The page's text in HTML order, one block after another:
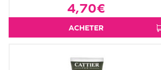
4,70€
ACHETER